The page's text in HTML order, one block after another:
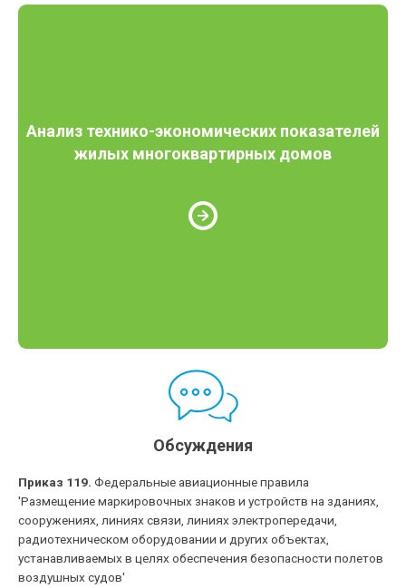
Анализ технико-экономических показателей
жилых многоквартирных домов
Обсуждения
Приказ 119. Федеральные авиационные правила
'Размещение маркировочных знаков и устройств на зданиях,
сооружениях, линиях связи, линиях электропередачи,
радиотехническом оборудовании и других объектах,
устанавливаемых в целях обеспечения безопасности полетов
воздушных судов'